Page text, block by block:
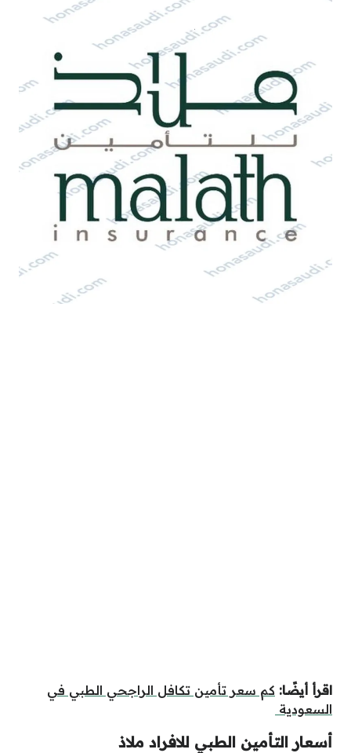
اقرأ أيضًا: كم سعر تأمين تكافل الراجحي الطبي في
السعودية
أسعار التأمين الطبي للافراد ملاذ